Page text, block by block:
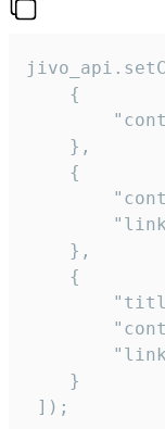
    {
    },
    {
    },
    {
    }
]);